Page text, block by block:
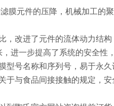
膜元件的压降，机械加工的
，改进了元件的流体动力结
进一步提高了系统的安全性
型号名称和序列号，易于永久
于与食品间接接触的规定，